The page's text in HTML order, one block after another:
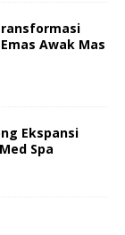
Awak Mas
Ekspansi
Spa